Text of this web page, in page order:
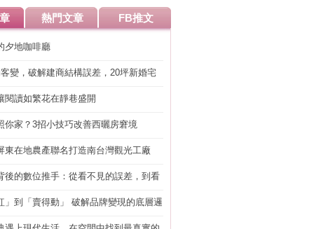
熱門文章 FB推文
夕地咖啡廳
變，破解建商結構誤差，20坪新婚宅
閱讀如繁花在靜巷盛開
你家？3招小技巧改善西曬房窘境
東在地農產聯名打造南台灣觀光工廠
後的數位推手：從看不見的誤差，到看
」到「賣得動」 破解品牌變現的底層邏